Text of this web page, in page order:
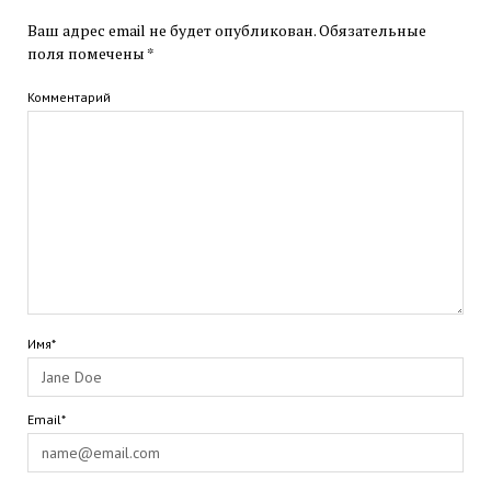
Ваш адрес email не будет опубликован.Обязательные
поля помечены *
Комментарий
Имя*
Email*